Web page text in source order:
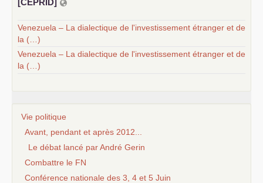
Venezuela – La dialectique de l'investissement étranger et de
la (…)
Venezuela – La dialectique de l'investissement étranger et de
la (…)
Vie politique
Avant, pendant et après 2012...
Le débat lancé par André Gerin
Combattre le FN
Conférence nationale des 3, 4 et 5 Juin